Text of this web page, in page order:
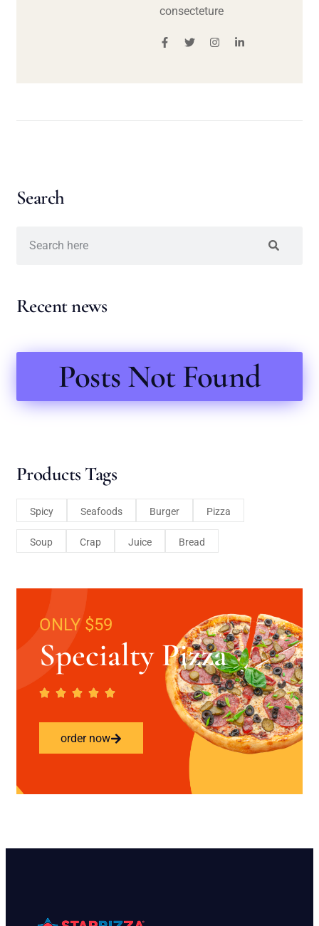
consecteture
Search
Recent news
Posts Not Found
Products Tags
Spicy Seafoods Burger Pizza
Soup Crap Juice Bread
ONLY $59
Specialty Pizza
order now